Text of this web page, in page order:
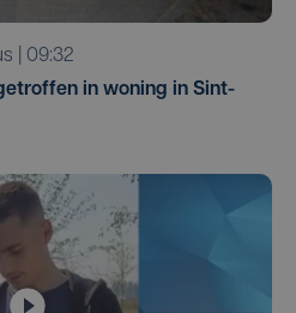
| 09:32
in woning in Sint-